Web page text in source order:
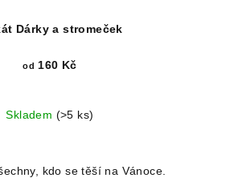
Dárky a stromeček
od 160 Kč
Skladem (>5 ks)
kdo se těší na Vánoce.